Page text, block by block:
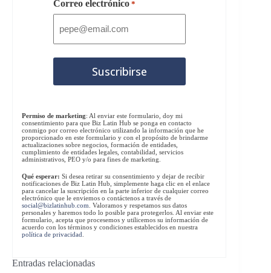
Correo electrónico *
Permiso de marketing: Al enviar este formulario, doy mi
consentimiento para que Biz Latin Hub se ponga en contacto
conmigo por correo electrónico utilizando la información que he
proporcionado en este formulario y con el propósito de brindarme
actualizaciones sobre negocios, formación de entidades,
cumplimiento de entidades legales, contabilidad, servicios
administrativos, PEO y/o para fines de marketing.
Qué esperar: Si desea retirar su consentimiento y dejar de recibir
notificaciones de Biz Latin Hub, simplemente haga clic en el enlace
para cancelar la suscripción en la parte inferior de cualquier correo
electrónico que le enviemos o contáctenos a través de
social@bizlatinhub.com . Valoramos y respetamos sus datos
personales y haremos todo lo posible para protegerlos. Al enviar este
formulario, acepta que procesemos y utilicemos su información de
acuerdo con los términos y condiciones establecidos en nuestra
política de privacidad
Entradas relacionadas